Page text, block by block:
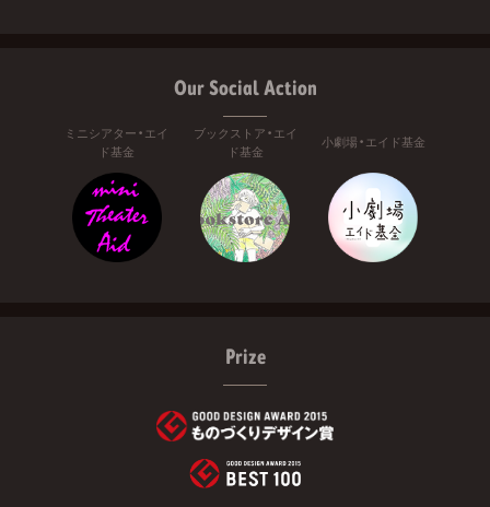
Our Social Action
ミニシアター・エイ
ド基金
ブックストア・エイ
ド基金
小劇場・エイド基金
Prize